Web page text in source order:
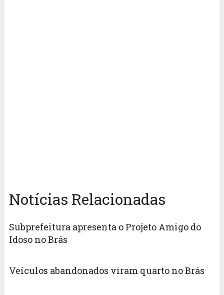
Notícias Relacionadas
Subprefeitura apresenta o Projeto Amigo do
Idoso no Brás
Veículos abandonados viram quarto no Brás ‎